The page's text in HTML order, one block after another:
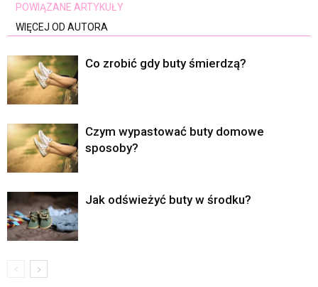
POWIĄZANE ARTYKUŁY
WIĘCEJ OD AUTORA
Co zrobić gdy buty śmierdzą?
Czym wypastować buty domowe
sposoby?
Jak odświeżyć buty w środku?